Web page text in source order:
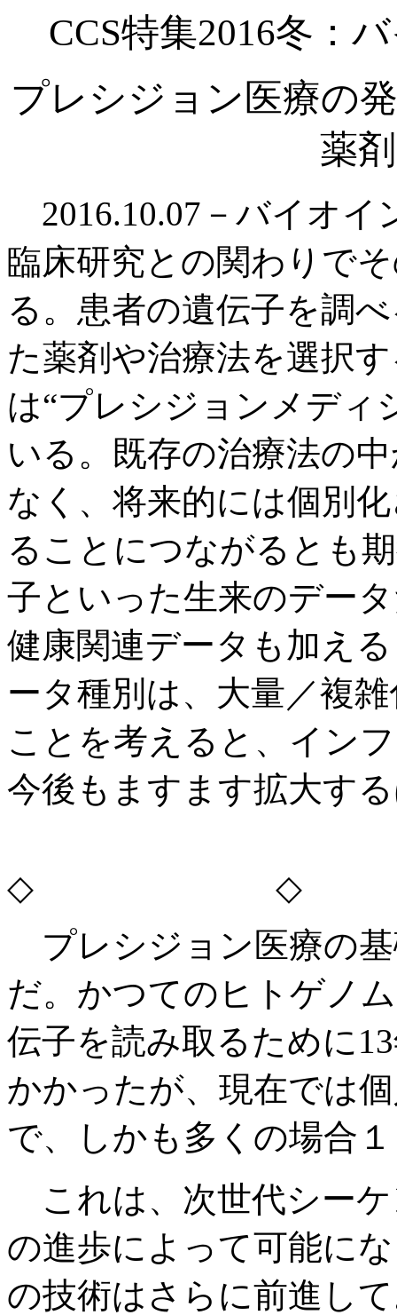
CCS特集2016冬：
プレシジョン医療の
薬
2016.10.07－バイオイ
臨床研究との関わりで
る。患者の遺伝子を調
た薬剤や治療法を選択
は“プレシジョンメディ
いる。既存の治療法の
なく、将来的には個別
ることにつながるとも
子といった生来のデー
健康関連データも加え
ータ種別は、大量／複
ことを考えると、イン
今後もますます拡大す
◇ ◇
プレシジョン医療の
だ。かつてのヒトゲノ
伝子を読み取るために
かかったが、現在では
で、しかも多くの場合
これは、次世代シーケ
の進歩によって可能に
の技術はさらに前進し